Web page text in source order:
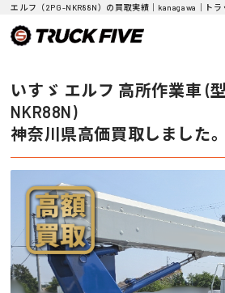
エルフ（2PG-NKR88N）の買取実績｜kanagawa｜トラ
いすゞ エルフ 高所作業車 (
NKR88N)
神奈川県高価買取しました。